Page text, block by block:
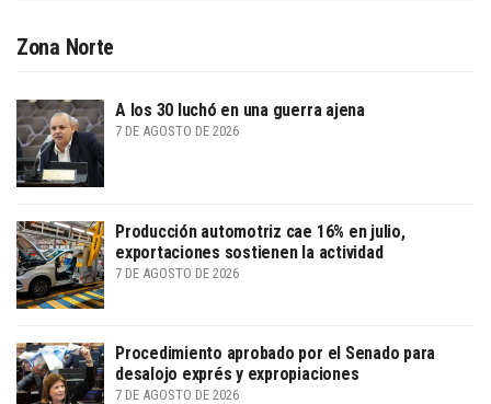
Zona Norte
A los 30 luchó en una guerra ajena
7 DE AGOSTO DE 2026
Producción automotriz cae 16% en julio,
exportaciones sostienen la actividad
7 DE AGOSTO DE 2026
Procedimiento aprobado por el Senado para
desalojo exprés y expropiaciones
7 DE AGOSTO DE 2026